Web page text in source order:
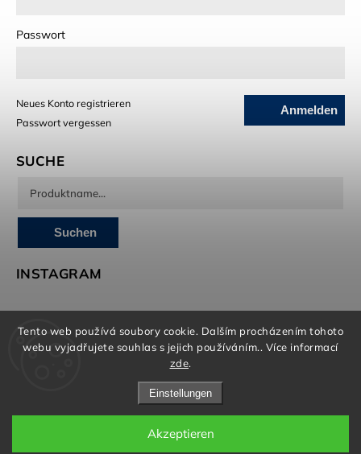
Tento web používá soubory cookie. Dalším procházením tohoto
webu vyjadřujete souhlas s jejich používáním.. Více informací
zde.
Einstellungen
Akzeptieren
Passwort
Anmelden
Neues Konto registrieren
Passwort vergessen
SUCHE
Suchen
INSTAGRAM
Brandedguys.com kümmert sich um Marketing, E-Shop
und Grafik
Copyright 2026Born To Swim. Alle Rechte vorbehalten.